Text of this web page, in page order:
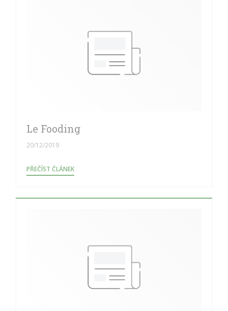
Le Fooding
20/12/2019
PŘEČÍST ČLÁNEK((OTEVŘE SE V NOVÉM OKNĚ))